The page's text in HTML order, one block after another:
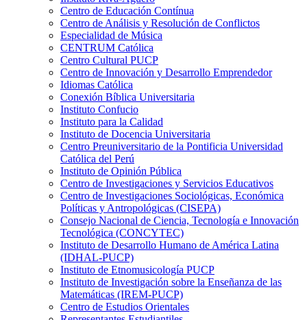
Centro de Educación Contínua
Centro de Análisis y Resolución de Conflictos
Especialidad de Música
CENTRUM Católica
Centro Cultural PUCP
Centro de Innovación y Desarrollo Emprendedor
Idiomas Católica
Conexión Bíblica Universitaria
Instituto Confucio
Instituto para la Calidad
Instituto de Docencia Universitaria
Centro Preuniversitario de la Pontificia Universidad
Católica del Perú
Instituto de Opinión Pública
Centro de Investigaciones y Servicios Educativos
Centro de Investigaciones Sociológicas, Económica
Políticas y Antropológicas (CISEPA)
Consejo Nacional de Ciencia, Tecnología e Innovación
Tecnológica (CONCYTEC)
Instituto de Desarrollo Humano de América Latina
(IDHAL-PUCP)
Instituto de Etnomusicología PUCP
Instituto de Investigación sobre la Enseñanza de las
Matemáticas (IREM-PUCP)
Centro de Estudios Orientales